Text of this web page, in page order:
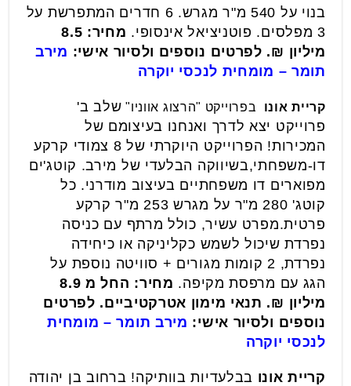
בנוי על 540 מ"ר מגרש. 6 חדרים המתפרשת על
3 מפלסים. פוטניציאל אינסופי.
מחיר: 8.5
מיליון ₪. לפרטים נוספים ולסיור אישי: מירב
תומר – מומחית לנכסי יוקרה
קריית אונו בפרוייקט "הרצוג אווניו" שלב ב'
פרוייקט יצא לדרך ואנחנו בעיצומם של
המכירות! הפרוייקט היוקרתי של 8 צמודי קרקע
דו-משפחתי,בשיווקה הבלעדי של מירב. קוטג'ים
מפוארים דו משפחתיים בעיצוב מודרני. כל
קוטג' 280 מ"ר על מגרש 253 מ"ר קרקע
פרטית.מפרט עשיר, כולל מרתף עם כניסה
נפרדת שיכול לשמש כקליניקה או כיחידה
נפרדת, 2 קומות מגורים + סוויטה נוספת על
הגג עם מרפסת מקיפה.
מחיר: החל מ 8.9
מיליון ₪. תנאי מימון אטרקטיביים. לפרטים
נוספים ולסיור אישי: מירב תומר – מומחית
לנכסי יוקרה
קריית אונו בבלעדיות בוותיקה! ברחוב בן יהודה